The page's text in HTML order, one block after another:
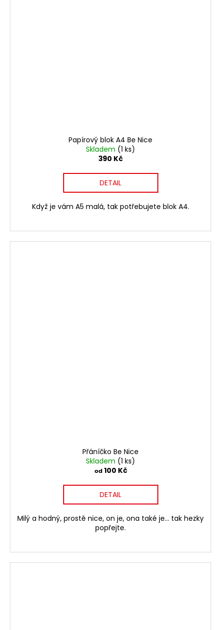
Papírový blok A4 Be Nice
Skladem (1 ks)
390 Kč
DETAIL
Když je vám A5 malá, tak potřebujete blok A4.
Přáníčko Be Nice
Skladem (1 ks)
od 100 Kč
DETAIL
Milý a hodný, prostě nice, on je, ona také je... tak hezky
popřejte.